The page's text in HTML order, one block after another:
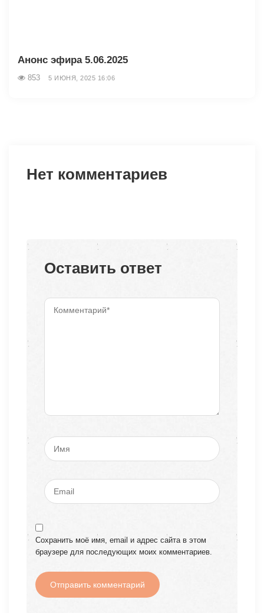
Анонс эфира 5.06.2025
853 5 ИЮНЯ, 2025 16:06
Нет комментариев
Оставить ответ
Сохранить моё имя, email и адрес сайта в этом
браузере для последующих моих комментариев.